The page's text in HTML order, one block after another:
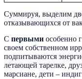
Суммируя, выделим
отказывающихся от
С первыми особенно
своем собственном
подпитываются
летающей тарелке,
марсиане, дети –